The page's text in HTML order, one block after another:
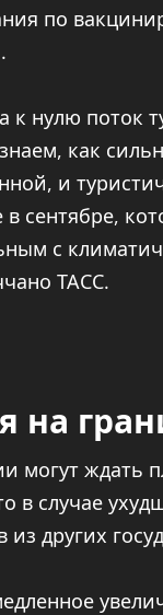
по
к нулю поток
как
и
сентябре,
с
ТАСС.
на
могут ждать
в случае
других